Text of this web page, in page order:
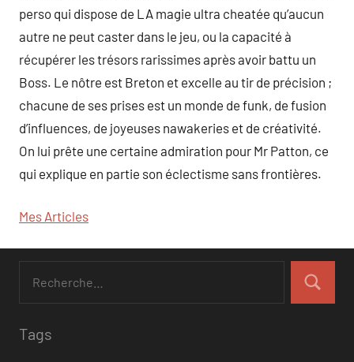
perso qui dispose de LA magie ultra cheatée qu’aucun
autre ne peut caster dans le jeu, ou la capacité à
récupérer les trésors rarissimes après avoir battu un
Boss. Le nôtre est Breton et excelle au tir de précision ;
chacune de ses prises est un monde de funk, de fusion
d’influences, de joyeuses nawakeries et de créativité.
On lui prête une certaine admiration pour Mr Patton, ce
qui explique en partie son éclectisme sans frontières.
Mes Articles
Tags